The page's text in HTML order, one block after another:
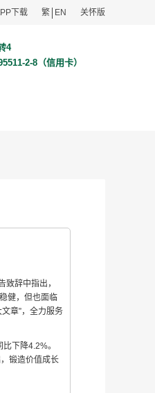
下载 繁 EN 关怀版
4
2-8（信用卡）
辞中指出，
健，但也面临
章”，全力服务
下降4.2%。
锻造价值成长